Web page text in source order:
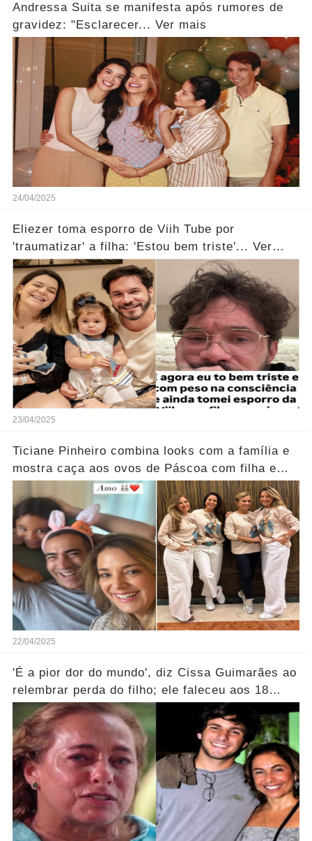
Andressa Suita se manifesta após rumores de
gravidez: "Esclarecer... Ver mais
24/04/2025
Eliezer toma esporro de Viih Tube por
'traumatizar' a filha: 'Estou bem triste'... Ver
mais
23/04/2025
Ticiane Pinheiro combina looks com a família e
mostra caça aos ovos de Páscoa com filha e
22/04/2025
'É a pior dor do mundo', diz Cissa Guimarães ao
relembrar perda do filho; ele faleceu aos 18
anos...Ver mais